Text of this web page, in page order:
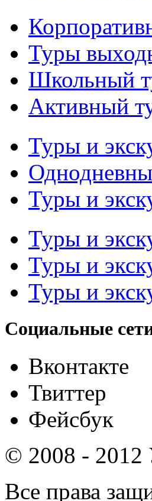
Туры
Школьный
Активный
Туры и
Туры и
Туры и
Туры и
Туры и
Социальные
Вконтакте
Твиттер
Фейсбук
© 2008 - 2012
Все права